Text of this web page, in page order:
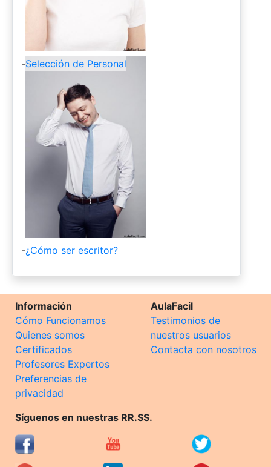
-Selección de Personal
-¿Cómo ser escritor?
Información
Cómo Funcionamos
Quienes somos
Certificados
Profesores Expertos
Preferencias de
privacidad
AulaFacil
Testimonios de
nuestros usuarios
Contacta con nosotros
Síguenos en nuestras RR.SS.